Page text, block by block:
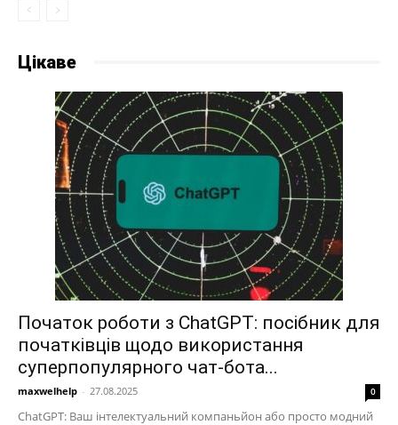
Цікаве
Початок роботи з ChatGPT: посібник для
початківців щодо використання
суперпопулярного чат-бота...
maxwelhelp - 27.08.2025 0
ChatGPT: Ваш інтелектуальний компаньйон або просто модний